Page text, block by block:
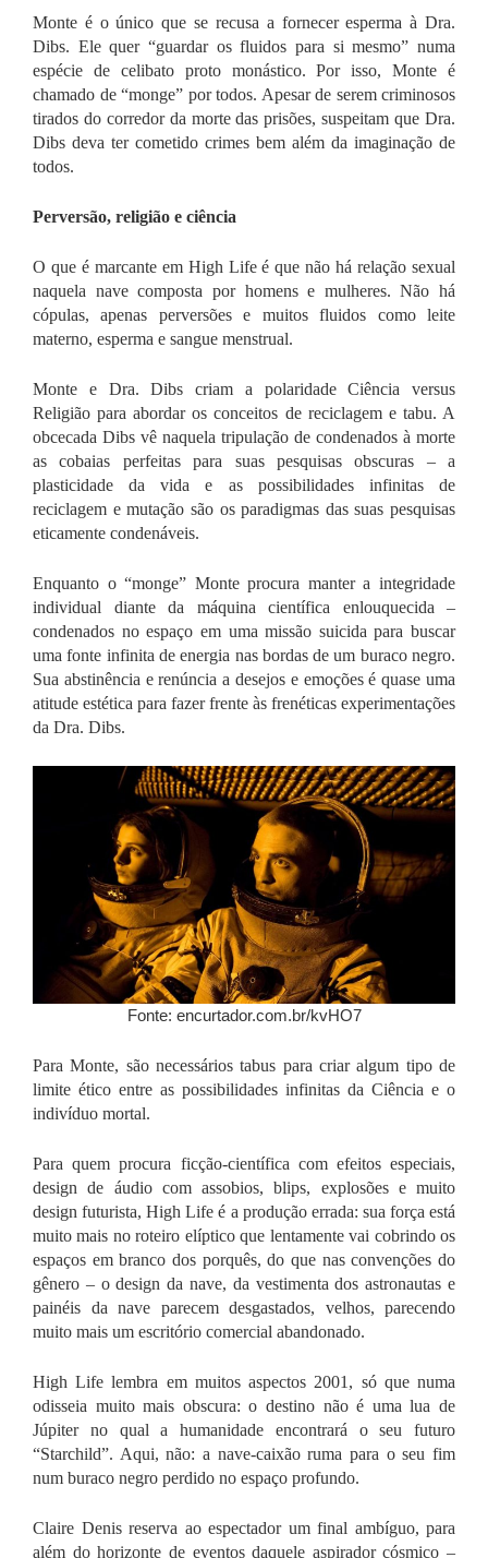
Monte é o único que se recusa a fornecer esperma à Dra.
Dibs. Ele quer “guardar os fluidos para si mesmo” numa
espécie de celibato proto monástico. Por isso, Monte é
chamado de “monge” por todos. Apesar de serem criminosos
tirados do corredor da morte das prisões, suspeitam que Dra.
Dibs deva ter cometido crimes bem além da imaginação de
todos.
Perversão, religião e ciência
O que é marcante em High Lifeé que não há relação sexual
naquela nave composta por homens e mulheres. Não há
cópulas, apenas perversões e muitos fluidos como leite
materno, esperma e sangue menstrual.
Monte e Dra. Dibs criam a polaridade Ciência versus
Religião para abordar os conceitos de reciclagem e tabu. A
obcecada Dibs vê naquela tripulação de condenados à morte
as cobaias perfeitas para suas pesquisas obscuras – a
plasticidade da vida e as possibilidades infinitas de
reciclagem e mutação são os paradigmas das suas pesquisas
eticamente condenáveis.
Enquanto o “monge” Monte procura manter a integridade
individual diante da máquina científica enlouquecida –
condenados no espaço em uma missão suicida para buscar
uma fonte infinita de energia nas bordas de um buraco negro.
Sua abstinência e renúncia a desejos e emoções é quase uma
atitude estética para fazer frente às frenéticas experimentações
da Dra. Dibs.
Fonte: encurtador.com.br/kvHO7
Para Monte, são necessários tabus para criar algum tipo de
limite ético entre as possibilidades infinitas da Ciência e o
indivíduo mortal.
Para quem procura ficção-científica com efeitos especiais,
design de áudio com assobios, blips, explosões e muito
design futurista,High Lifeé a produção errada: sua força está
muito mais no roteiro elíptico que lentamente vai cobrindo os
espaços em branco dos porquês, do que nas convenções do
gênero – o design da nave, da vestimenta dos astronautas e
painéis da nave parecem desgastados, velhos, parecendo
muito mais um escritório comercial abandonado.
High Lifelembra em muitos aspectos 2001, só que numa
odisseia muito mais obscura: o destino não é uma lua de
Júpiter no qual a humanidade encontrará o seu futuro
“Starchild”. Aqui, não: a nave-caixão ruma para o seu fim
num buraco negro perdido no espaço profundo.
Claire Denis reserva ao espectador um final ambíguo, para
além do horizonte de eventos daquele aspirador cósmico –